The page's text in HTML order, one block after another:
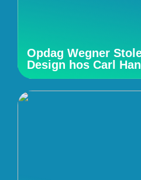
Opdag Wegner
Design hos Carl